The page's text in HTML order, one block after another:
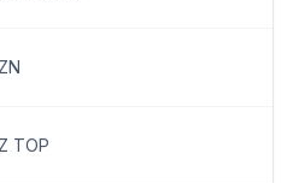
TOP